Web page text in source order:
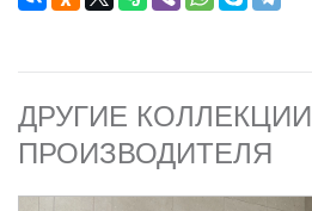
ДРУГИЕ КОЛЛЕКЦИИ
ПРОИЗВОДИТЕЛЯ